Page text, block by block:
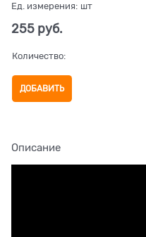
Ед. измерения: шт
255 руб.
Количество:
ДОБАВИТЬ
Описание